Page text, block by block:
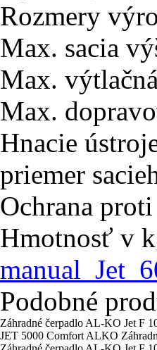
Rozmery
Max. sacia
Max.
Max.
Hnacie
priemer
Ochrana
Hmotnosť v
Podobné
Záhradné čerpadlo AL-KO Jet F
JET 5000 Comfort ALKO